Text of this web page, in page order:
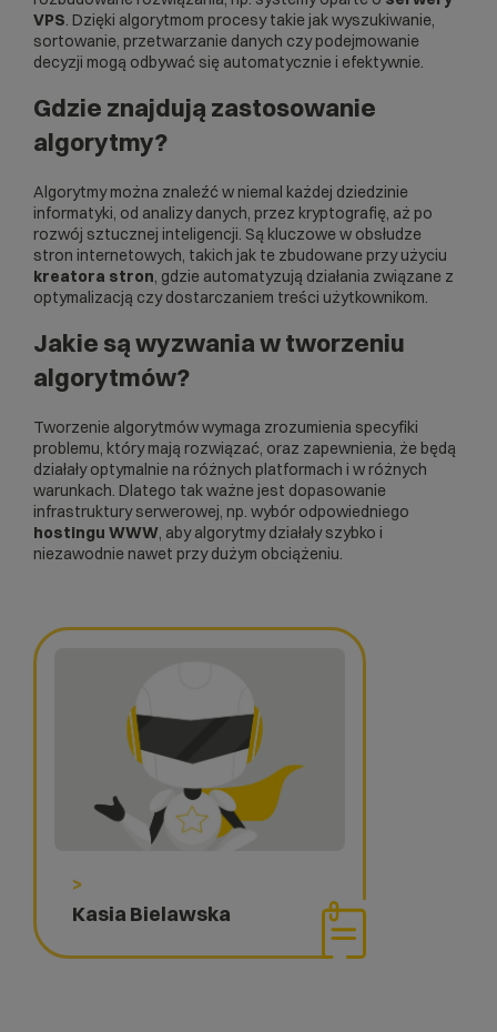
>
Kasia Bielawska
VPS. Dzięki algorytmom procesy takie jak wyszukiwanie,
sortowanie, przetwarzanie danych czy podejmowanie
decyzji mogą odbywać się automatycznie i efektywnie.
Gdzie znajdują zastosowanie
algorytmy?
Algorytmy można znaleźć w niemal każdej dziedzinie
informatyki, od analizy danych, przez kryptografię, aż po
rozwój sztucznej inteligencji. Są kluczowe w obsłudze
stron internetowych, takich jak te zbudowane przy użyciu
kreatora stron, gdzie automatyzują działania związane z
optymalizacją czy dostarczaniem treści użytkownikom.
Jakie są wyzwania w tworzeniu
algorytmów?
Tworzenie algorytmów wymaga zrozumienia specyfiki
problemu, który mają rozwiązać, oraz zapewnienia, że będą
działały optymalnie na różnych platformach i w różnych
warunkach. Dlatego tak ważne jest dopasowanie
infrastruktury serwerowej, np. wybór odpowiedniego
hostingu WWW, aby algorytmy działały szybko i
niezawodnie nawet przy dużym obciążeniu.